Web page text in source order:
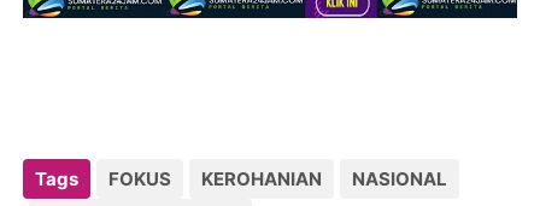
Tags FOKUS KEROHANIAN
NASIONAL